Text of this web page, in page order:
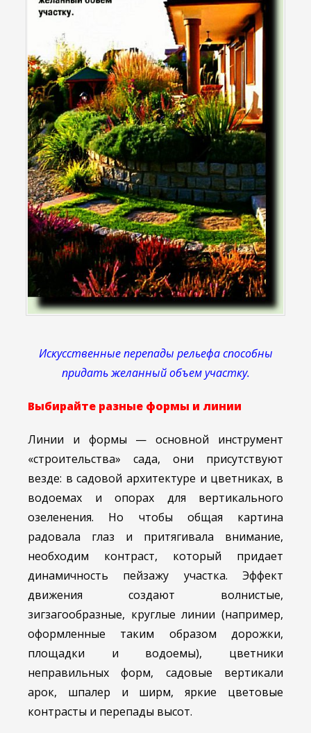
Искусственные перепады рельефа способны
придать желанный объем участку.
Выбирайте разные формы и линии
Линии и формы — основной инструмент
«строительства» сада, они присутствуют
везде: в садовой архитектуре и цветниках, в
водоемах и опорах для вертикального
озеленения. Но чтобы общая картина
радовала глаз и притягивала внимание,
необходим контраст, который придает
динамичность пейзажу участка. Эффект
движения создают волнистые,
зигзагообразные, круглые линии (например,
оформленные таким образом дорожки,
площадки и водоемы), цветники
неправильных форм, садовые вертикали
арок, шпалер и ширм, яркие цветовые
контрасты и перепады высот.